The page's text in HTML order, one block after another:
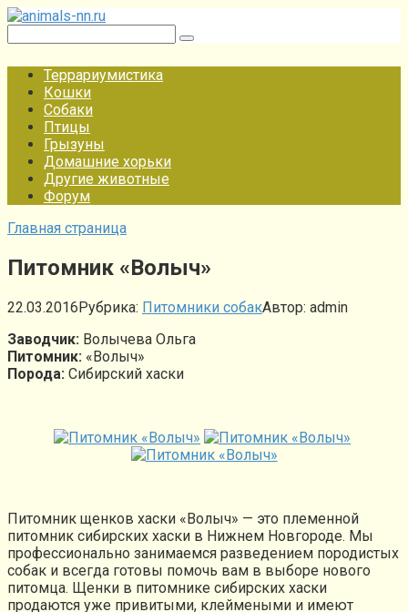
Перейти
контенту
Террариумистика
Кошки
Собаки
Птицы
Грызуны
Домашние хорьки
Другие животные
Форум
Главная страница
Питомник «Волыч»
22.03.2016Рубрика: Питомники собакАвтор: admin
Заводчик: Волычева Ольга
Питомник: «Волыч»
Порода: Сибирский хаски
Питомник щенков хаски «Волыч» — это племенной
питомник сибирских хаски в Нижнем Новгороде. Мы
профессионально занимаемся разведением породистых
собак и всегда готовы помочь вам в выборе нового
питомца. Щенки в питомнике сибирских хаски
продаются уже привитыми, клеймеными и имеют